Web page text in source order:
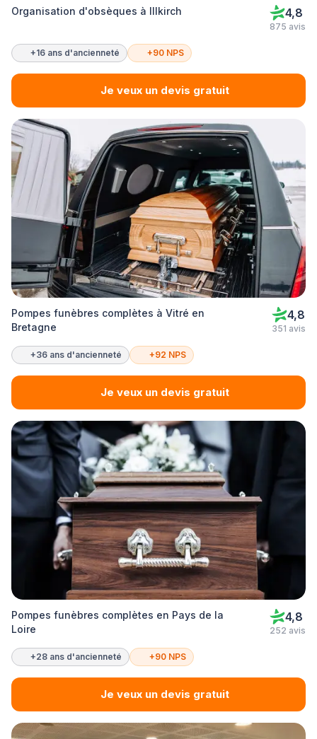
Organisation d'obsèques à Illkirch 4,8
875 avis
+16 ans d'ancienneté +90 NPS
Je veux un devis gratuit
Pompes funèbres complètes à Vitré en
Bretagne
4,8
351 avis
+36 ans d'ancienneté +92 NPS
Je veux un devis gratuit
Pompes funèbres complètes en Pays de la
Loire
4,8
252 avis
+28 ans d'ancienneté +90 NPS
Je veux un devis gratuit